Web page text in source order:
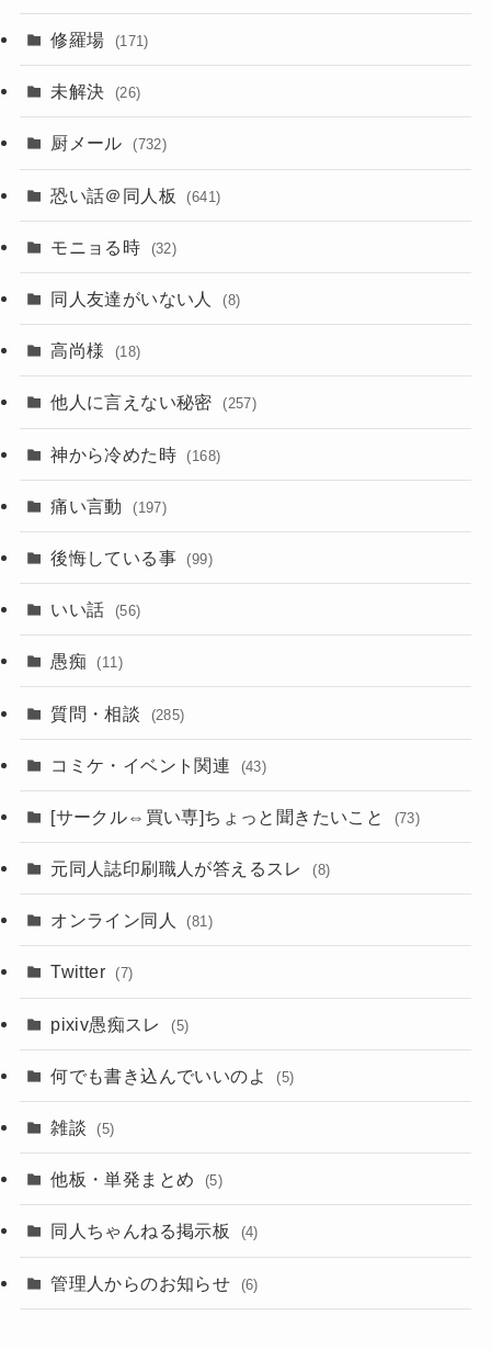
修羅場 (171)
未解決 (26)
厨メール (732)
恐い話＠同人板 (641)
モニョる時 (32)
同人友達がいない人 (8)
高尚様 (18)
他人に言えない秘密 (257)
神から冷めた時 (168)
痛い言動 (197)
後悔している事 (99)
いい話 (56)
愚痴 (11)
質問・相談 (285)
コミケ・イベント関連 (43)
[サークル⇔買い専]ちょっと聞きたいこと (73)
元同人誌印刷職人が答えるスレ (8)
オンライン同人 (81)
Twitter (7)
pixiv愚痴スレ (5)
何でも書き込んでいいのよ (5)
雑談 (5)
他板・単発まとめ (5)
同人ちゃんねる掲示板 (4)
管理人からのお知らせ (6)